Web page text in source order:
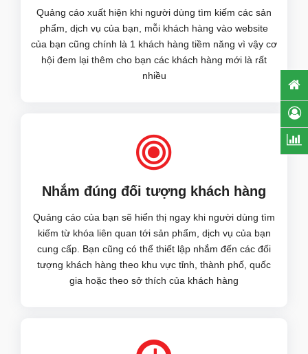
Quảng cáo xuất hiện khi người dùng tìm kiếm các sản
phẩm, dịch vụ của bạn, mỗi khách hàng vào website
của bạn cũng chính là 1 khách hàng tiềm năng vì vậy cơ
hội đem lại thêm cho bạn các khách hàng mới là rất
nhiều
Nhắm đúng đối tượng khách hàng
Quảng cáo của bạn sẽ hiển thị ngay khi người dùng tìm
kiếm từ khóa liên quan tới sản phẩm, dịch vụ của bạn
cung cấp. Bạn cũng có thể thiết lập nhắm đến các đối
tượng khách hàng theo khu vực tỉnh, thành phố, quốc
gia hoặc theo sở thích của khách hàng